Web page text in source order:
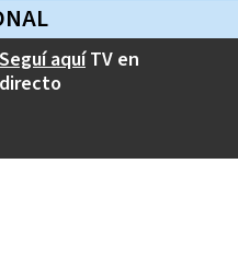
Seguí aquíTV en
directo